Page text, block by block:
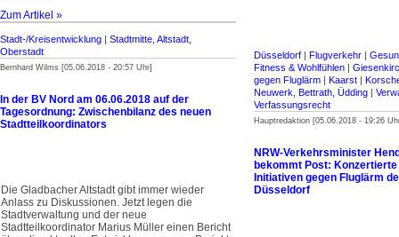
Zum Artikel »
Stadt-/Kreisentwicklung | Stadtmitte, Altstadt,
Oberstadt
Bernhard Wilms [05.06.2018 - 20:57 Uhr]
In der BV Nord am 06.06.2018 auf der
Tagesordnung: Zwischenbilanz des neuen
Stadtteilkoordinators
Die Gladbacher Altstadt gibt immer wieder
Anlass zu Diskussionen. Jetzt legen die
Stadtverwaltung und der neue
Stadtteilkoordinator Marius Müller einen Bericht
Düsseldorf | Flugverkehr |
Fitness & Wohlfühlen |
gegen Fluglärm | Kaarst |
Neuwerk, Bettrath, Üdding |
Verfassungsrecht
Hauptredaktion [05.06.2018 - 19:26
NRW-Verkehrsminister
bekommt Post:
Initiativen gegen Fluglärm
Düsseldorf